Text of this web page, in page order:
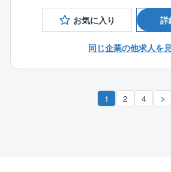
■長期修繕計画表作成：修繕工事の
するための修繕計画を作成します。
■設備点検の確認：関係業者による
※平均残業時間20時間～30時間
■建築士・建築施工管理技士・管工
気主任技術者などの資格をお持ちの
お気に入り 詳
同じ企業の他求人を
1 2 4